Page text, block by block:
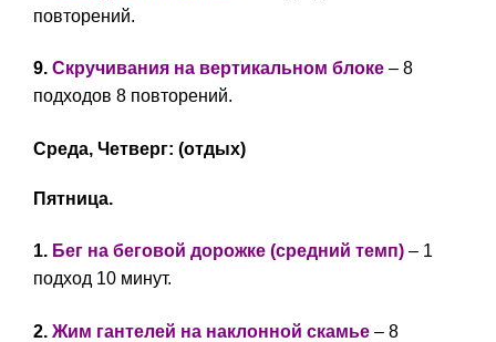
повторений.
9. Скручивания на вертикальном блоке – 8
подходов 8 повторений.
Среда, Четверг: (отдых)
Пятница.
1. Бег на беговой дорожке (средний темп) – 1
подход 10 минут.
2. Жим гантелей на наклонной скамье – 8